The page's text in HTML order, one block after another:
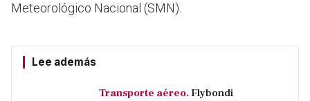
Meteorológico Nacional (SMN).
Lee además
Transporte aéreo. Flybondi